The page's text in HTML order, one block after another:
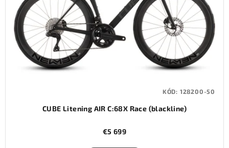
CUBE Litening AIR C:68X Race (blackline)
€5 699
KÓD: 128200-50